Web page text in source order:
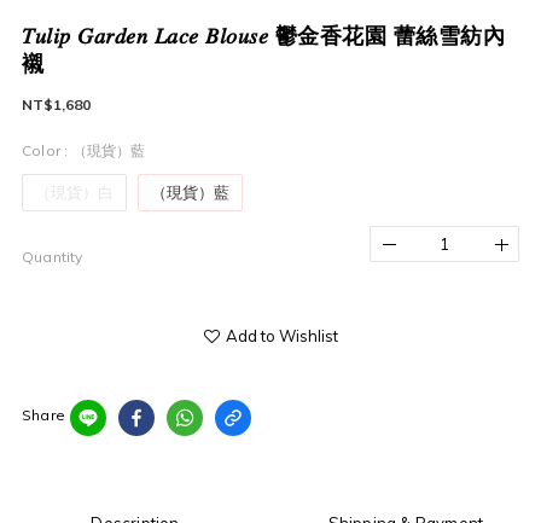
𝑇𝑢𝑙𝑖𝑝 𝐺𝑎𝑟𝑑𝑒𝑛 𝐿𝑎𝑐𝑒 𝐵𝑙𝑜𝑢𝑠𝑒 鬱金香花園 蕾絲雪紡內
襯
NT$1,680
Color : （現貨）藍
（現貨）白 （現貨）藍
Quantity
Add to Wishlist
Share